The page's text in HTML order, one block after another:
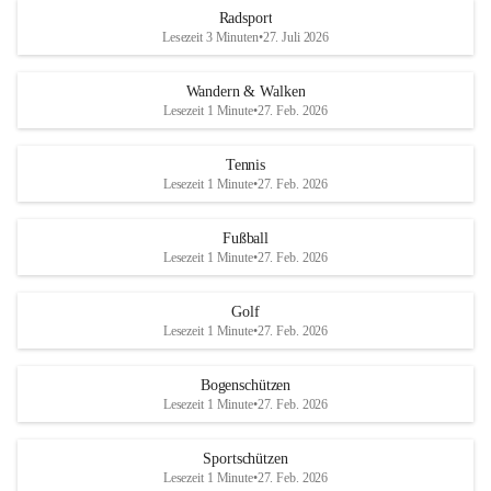
Radsport
Lesezeit 3 Minuten•27. Juli 2026
Wandern & Walken
Lesezeit 1 Minute•27. Feb. 2026
Tennis
Lesezeit 1 Minute•27. Feb. 2026
Fußball
Lesezeit 1 Minute•27. Feb. 2026
Golf
Lesezeit 1 Minute•27. Feb. 2026
Bogenschützen
Lesezeit 1 Minute•27. Feb. 2026
Sportschützen
Lesezeit 1 Minute•27. Feb. 2026